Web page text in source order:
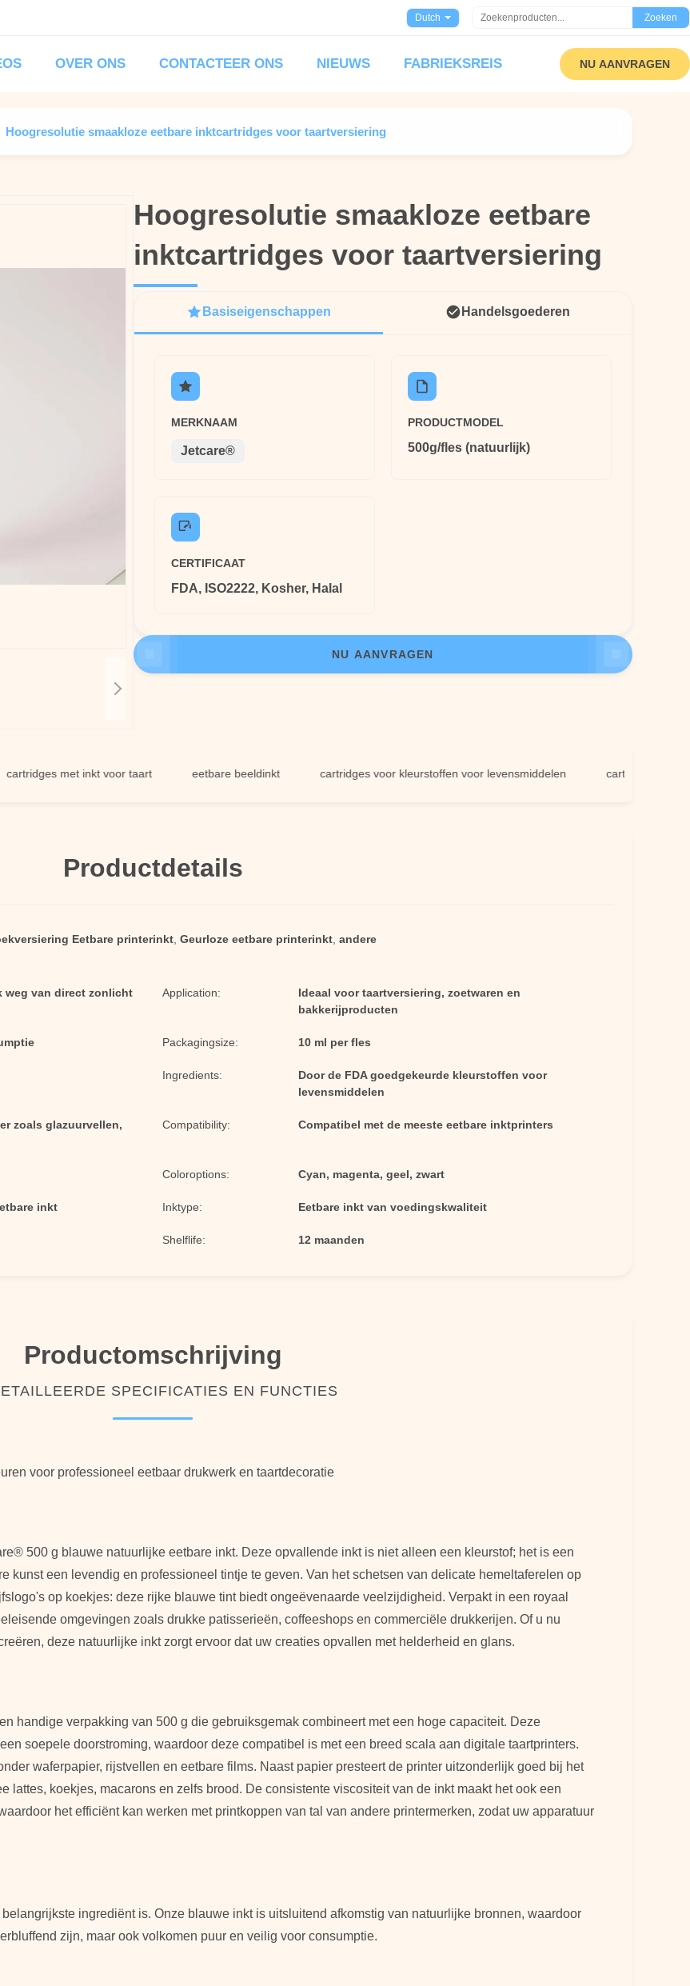
Dutch Zoeken
OVER ONS CONTACTEER ONS NIEUWS FABRIEKSREIS NU AANVRAGEN
Hoogresolutie smaakloze eetbare inktcartridges voor taartversiering
Hoogresolutie smaakloze eetbare
inktcartridges voor taartversiering
Hoogresolutie smaakloze eetbare
inktcartridges voor taartversiering
Basiseigenschappen Handelsgoederen
MERKNAAM
Jetcare®
PRODUCTMODEL
500g/fles (natuurlijk)
CERTIFICAAT
FDA, ISO2222, Kosher, Halal
NU AANVRAGEN
met inkt voor taart eetbare beeldinkt cartridges voor kleurstoffen voor levensmiddelen cartridges met inkt voor
Productdetails
Eetbare printerinkt Geurloze eetbare printerinkt andere
weg van direct zonlicht Application:
Ideaal voor taartversiering, zoetwaren en
bakkerijproducten
Packagingsize: 10 ml per fles
Ingredients:
Door de FDA goedgekeurde kleurstoffen voor
levensmiddelen
zoals glazuurvellen,
Compatibility: Compatibel met de meeste eetbare inktprinters
Coloroptions: Cyan, magenta, geel, zwart
inkt Inktype: Eetbare inkt van voedingskwaliteit
Shelflife: 12 maanden
Productomschrijving
SPECIFICATIES EN FUNCTIES
voor professioneel eetbaar drukwerk en taartdecoratie
500 g blauwe natuurlijke eetbare inkt. Deze opvallende inkt is niet alleen een kleurstof; het is een
kunst een levendig en professioneel tintje te geven. Van het schetsen van delicate hemeltaferelen op
op koekjes: deze rijke blauwe tint biedt ongeëvenaarde veelzijdigheid. Verpakt in een royaal
omgevingen zoals drukke patisserieën, coffeeshops en commerciële drukkerijen. Of u nu
deze natuurlijke inkt zorgt ervoor dat uw creaties opvallen met helderheid en glans.
handige verpakking van 500 g die gebruiksgemak combineert met een hoge capaciteit. Deze
soepele doorstroming, waardoor deze compatibel is met een breed scala aan digitale taartprinters.
waferpapier, rijstvellen en eetbare films. Naast papier presteert de printer uitzonderlijk goed bij het
lattes, koekjes, macarons en zelfs brood. De consistente viscositeit van de inkt maakt het ook een
het efficiënt kan werken met printkoppen van tal van andere printermerken, zodat uw apparatuur
ingrediënt is. Onze blauwe inkt is uitsluitend afkomstig van natuurlijke bronnen, waardoor
zijn, maar ook volkomen puur en veilig voor consumptie.